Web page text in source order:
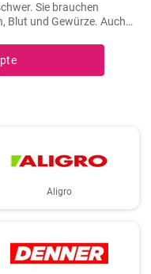
Sie brauchen
Blut und Gewürze. Auch
die Wurst .
Aligro